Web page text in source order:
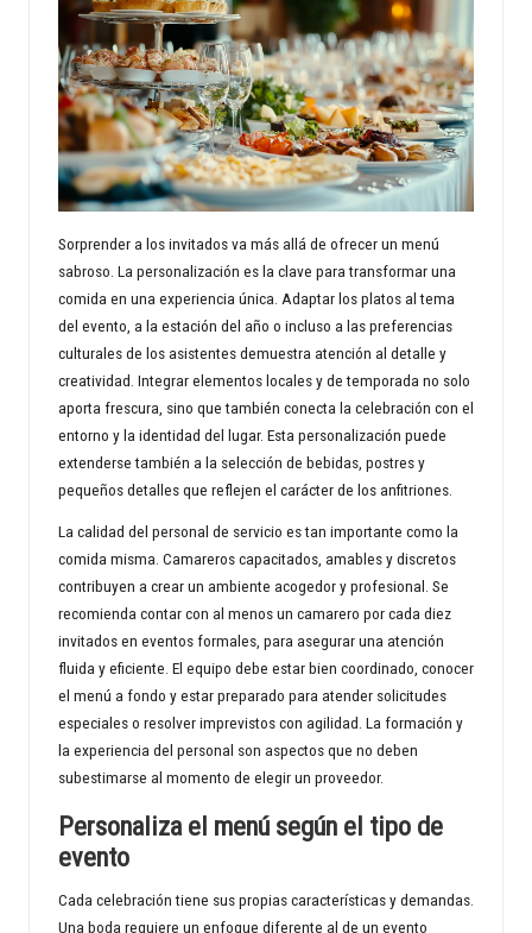
Sorprender a los invitados va más allá de ofrecer un menú
sabroso. La personalización es la clave para transformar una
comida en una experiencia única. Adaptar los platos al tema
del evento, a la estación del año o incluso a las preferencias
culturales de los asistentes demuestra atención al detalle y
creatividad. Integrar elementos locales y de temporada no solo
aporta frescura, sino que también conecta la celebración con el
entorno y la identidad del lugar. Esta personalización puede
extenderse también a la selección de bebidas, postres y
pequeños detalles que reflejen el carácter de los anfitriones.
La calidad del personal de servicio es tan importante como la
comida misma. Camareros capacitados, amables y discretos
contribuyen a crear un ambiente acogedor y profesional. Se
recomienda contar con al menos un camarero por cada diez
invitados en eventos formales, para asegurar una atención
fluida y eficiente. El equipo debe estar bien coordinado, conocer
el menú a fondo y estar preparado para atender solicitudes
especiales o resolver imprevistos con agilidad. La formación y
la experiencia del personal son aspectos que no deben
subestimarse al momento de elegir un proveedor.
Personaliza el menú según el tipo de
evento
Cada celebración tiene sus propias características y demandas.
Una boda requiere un enfoque diferente al de un evento